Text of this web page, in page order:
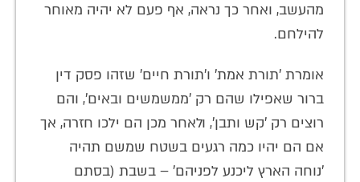
מהעשב, ואחר כך נראה, אף פעם לא יהיה מאוחר
להילחם.
אומרת 'תורת אמת' ו'תורת חיים' שזהו פסק דין
ברור שאפילו שהם רק 'ממשמשים ובאים', והם
רוצים רק 'קש ותבן', ולאחר מכן הם ילכו חזרה, אך
אם הם יהיו כמה רגעים בשטח שמשם תהיה
'נוחה הארץ ליכנע לפניהם' – בשבת (בסתם